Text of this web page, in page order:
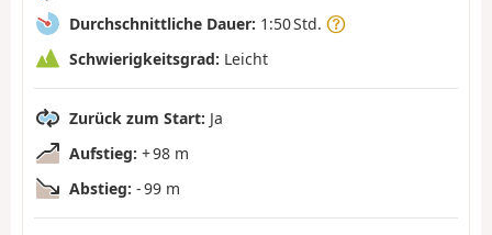
Durchschnittliche Dauer: 1:50 Std.
Schwierigkeitsgrad: Leicht
Zurück zum Start: Ja
Aufstieg: + 98 m
Abstieg: - 99 m